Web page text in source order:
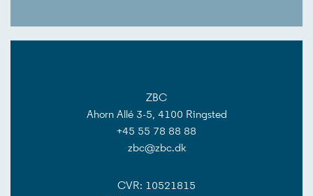
ZBC
Ahorn Allé 3-5, 4100 Ringsted
+45 55 78 88 88
zbc@zbc.dk
CVR: 10521815